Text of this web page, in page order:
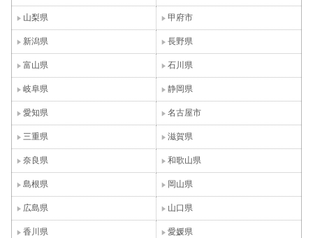
山梨県 甲府市
新潟県 長野県
富山県 石川県
岐阜県 静岡県
愛知県 名古屋市
三重県 滋賀県
奈良県 和歌山県
島根県 岡山県
広島県 山口県
香川県 愛媛県